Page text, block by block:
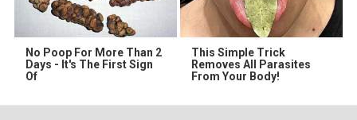
No Poop For More Than 2
Days - It's The First Sign
Of
This Simple Trick
Removes All Parasites
From Your Body!